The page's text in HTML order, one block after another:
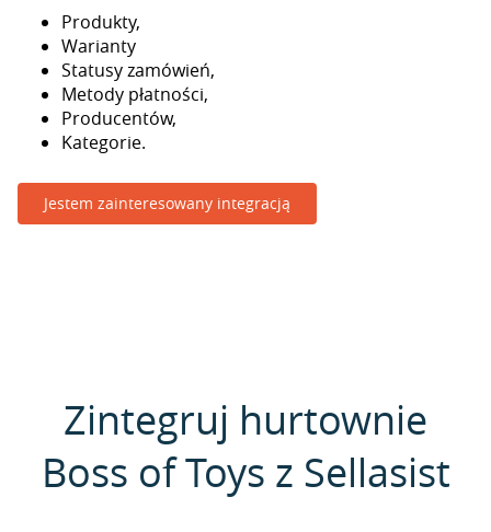
Produkty,
Warianty
Statusy zamówień,
Metody płatności,
Producentów,
Kategorie.
Jestem zainteresowany integracją
Zintegruj hurtownie
Boss of Toys z Sellasist